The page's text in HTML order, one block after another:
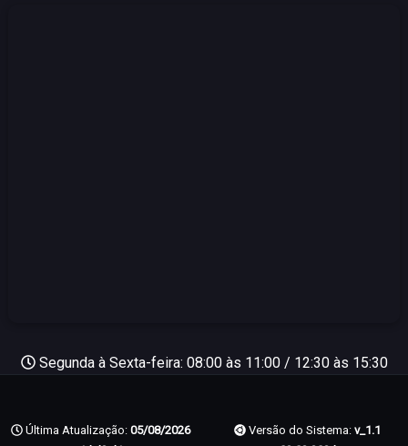
Segunda à Sexta-feira: 08:00 às 11:00 / 12:30 às 15:30
Última Atualização: 05/08/2026
Versão do Sistema: v_1.1